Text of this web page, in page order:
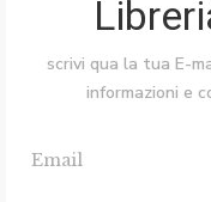
scrivi qua la tua E-
informazioni e